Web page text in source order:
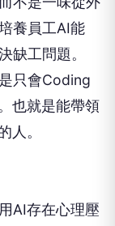
養員工AI能
缺工問題。
只會Coding
也就是能帶領
人。
AI存在心理壓